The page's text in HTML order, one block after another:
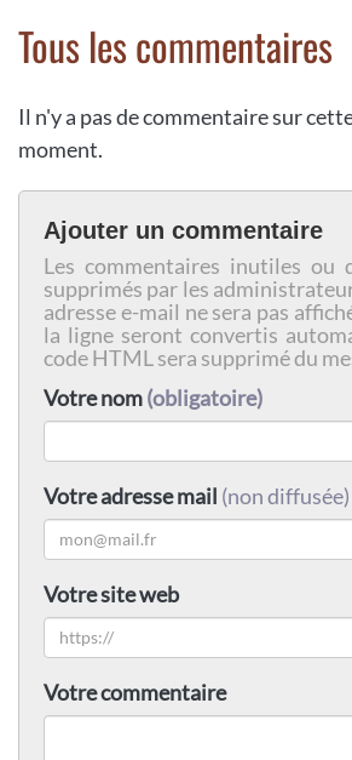
Tous les commentaires
Il n'y a pas de commentaire sur
moment.
Ajouter un commentaire
Les commentaires inutiles ou
supprimés par les
adresse e-mail ne sera pas
la ligne seront convertis
code HTML sera supprimé du
Votre nom(obligatoire)
Votre adresse mail (non diffusée)
Votre site web
Votre commentaire